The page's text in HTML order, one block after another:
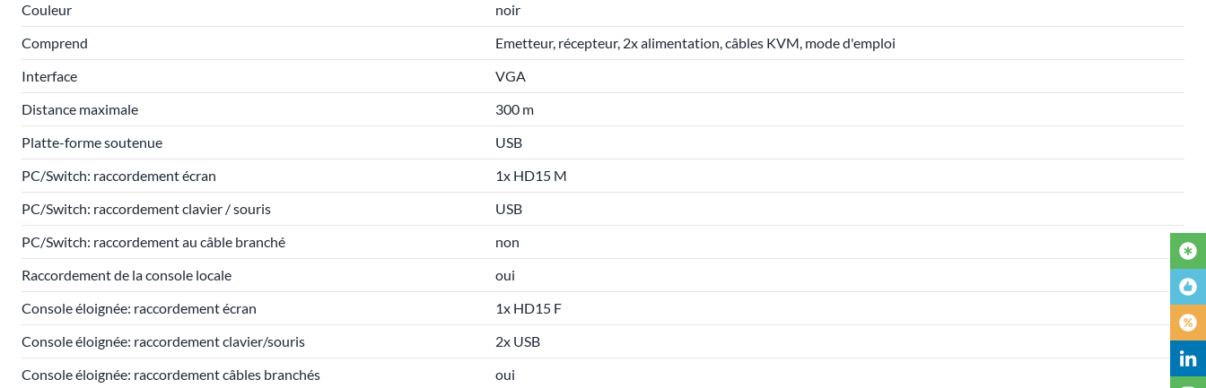
Couleur
noir
Comprend
Emetteur, récepteur, 2x alimentation, câbles KVM, mode d'emploi
Interface
VGA
Distance maximale
300 m
Platte-forme soutenue
USB
PC/Switch: raccordement écran
1x HD15 M
PC/Switch: raccordement clavier / souris
USB
PC/Switch: raccordement au câble branché
non
Raccordement de la console locale
oui
Console éloignée: raccordement écran
1x HD15 F
Console éloignée: raccordement clavier/souris
2x USB
Console éloignée: raccordement câbles branchés
oui